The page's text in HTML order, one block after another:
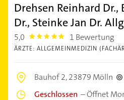
Drehsen Reinhard
Dr., Steinke Jan Dr.
5,0 5.0 1 Bewertung
ÄRZTE: ALLGEMEINMEDIZIN
Bauhof 2,23879 Mölln
Geschlossen –Öffnet